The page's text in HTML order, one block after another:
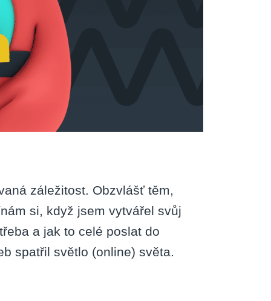
záležitost. Obzvlášť těm,
si, když jsem vytvářel svůj
a jak to celé poslat do
spatřil světlo (online) světa.